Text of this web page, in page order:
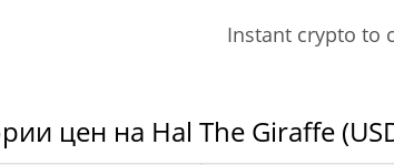
Instant crypto to
цен на Hal The Giraffe